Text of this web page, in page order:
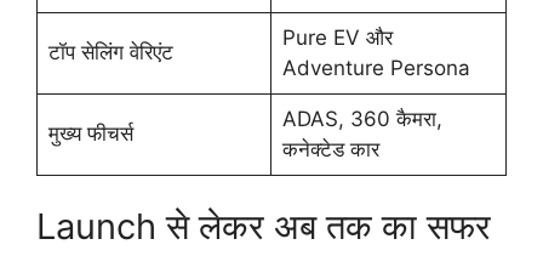
टॉप सेलिंग वेरिएंट
Pure EV और
Adventure Persona
मुख्य फीचर्स
ADAS, 360 कैमरा,
कनेक्टेड कार
Launch से लेकर अब तक का सफर